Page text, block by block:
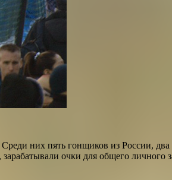
них пять гонщиков из России,
очки для общего личного